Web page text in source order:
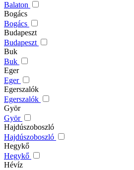
Balaton
Bogács
Bogács
Budapeszt
Budapeszt
Buk
Buk
Eger
Eger
Egerszalók
Egerszalók
Györ
Györ
Hajdúszoboszló
Hajdúszoboszló
Hegykő
Hegykő
Hévíz